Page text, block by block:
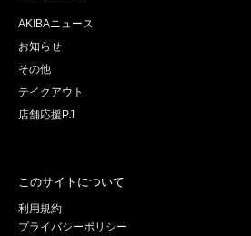
AKIBAニュース
お知らせ
その他
テイクアウト
店舗応援PJ
このサイトについて
利用規約
プライバシーポリシー